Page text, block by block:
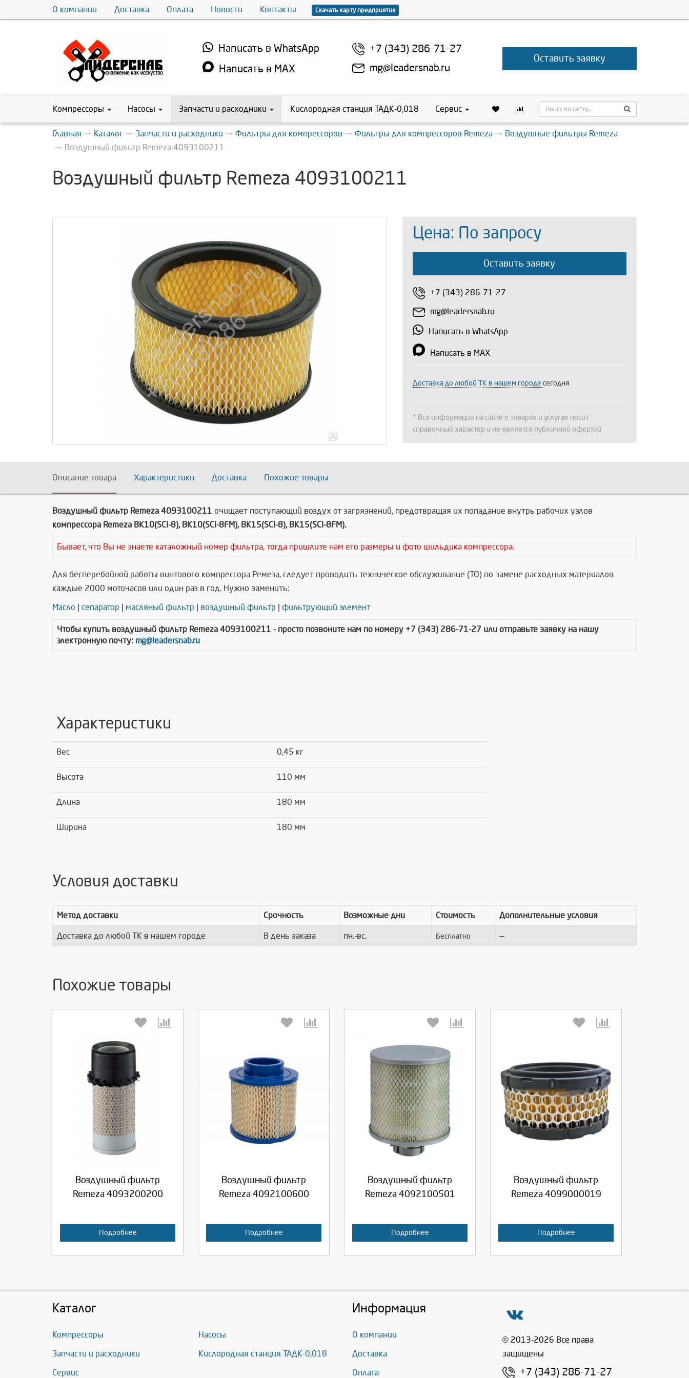
О компании Доставка Оплата Новости Контакты Скачать карту предприятия
Написать в WhatsApp
Написать в MAX
+7 (343) 286-71-27
mg@leadersnab.ru
Оставить заявку
Компрессоры Насосы Запчасти и расходники Кислородная станция ТАДК-0,018 Сервис
Главная Каталог Запчасти и расходники Фильтры для компрессоров Фильтры для компрессоров Remeza
Воздушные фильтры Remeza
Воздушный фильтр Remeza 4093100211
Воздушный фильтр Remeza 4093100211
Цена: По запросу
Оставить заявку
+7 (343) 286-71-27
mg@leadersnab.ru
Написать в WhatsApp
Написать в MAX
Доставка до любой ТК в нашем городе сегодня
* Вся информация на сайте о товарах и услугах носит
справочный характер и не является публичной офертой
Описание товара Характеристики Доставка Похожие товары
Воздушный фильтр Remeza 4093100211 очищает поступающий воздух от загрязнений, предотвращая их попадание внутрь рабочих узлов
компрессора Remeza ВК10(SCI-8), ВК10(SCI-8FM), ВК15(SCI-8), ВК15(SCI-8FM).
Бывает, что Вы не знаете каталожный номер фильтра, тогда пришлите нам его размеры и фото шильдика компрессора.
Для бесперебойной работы винтового компрессора Ремеза, следует проводить техническое обслуживание (ТО) по замене расходных материалов
каждые 2000 моточасов или один раз в год. Нужно заменить:
Масло сепаратор масляный фильтр воздушный фильтр фильтрующий элемент
Чтобы купить воздушный фильтр Remeza 4093100211 - просто позвоните нам по номеру +7 (343) 286-71-27 или отправьте заявку на нашу
электронную почту: mg@leadersnab.ru
Характеристики
Вес 0,45 кг
Высота 110 мм
Длина 180 мм
Ширина 180 мм
Условия доставки
Метод доставки Срочность Возможные дни Стоимость Дополнительные условия
Доставка до любой ТК в нашем городе В день заказа пн.-вс. Бесплатно —
Похожие товары
Воздушный фильтр
Remeza 4093200200
Подробнее
Выберите количество:
Продолжить Отмена
Воздушный фильтр
Remeza 4092100600
Подробнее
Выберите количество:
Воздушный фильтр
Remeza 4092100501
Подробнее
Выберите количество:
Продолжить
Воздушный фильтр
Remeza 4099000019
Подробнее
Выберите количество:
Каталог
Компрессоры Насосы
Запчасти и расходники Кислородная станция ТАДК-0,018
Сервис
Информация
О компании
Доставка
Оплата
© 2013-2026 Все права
защищены
+7 (343) 286-71-27